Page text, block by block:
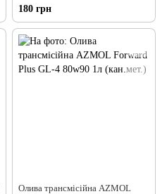
180 грн
Олива трансмісійна AZMOL